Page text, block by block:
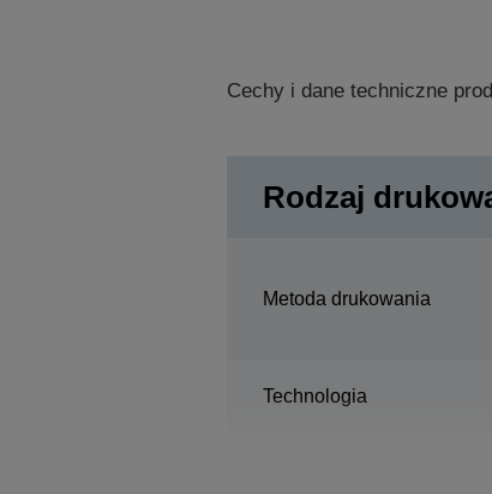
Cechy i dane techniczne
Rodzaj
Metoda drukowania
Technologia